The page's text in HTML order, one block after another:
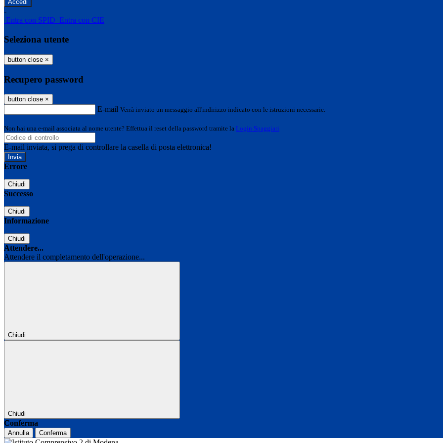
-
Entra con SPID Entra con CIE
Seleziona utente
button close ×
Recupero password
button close ×
E-mail Verrà inviato un messaggio all'indirizzo indicato con le istruzioni necessarie.
Non hai una e-mail associata al nome utente? Effettua il reset della password tramite la Login Spaggiari
E-mail inviata, si prega di controllare la casella di posta elettronica!
Errore
Chiudi
Successo
Chiudi
Informazione
Chiudi
Attendere...
Attendere il completamento dell'operazione...
Chiudi
Chiudi
Conferma
Annulla Conferma